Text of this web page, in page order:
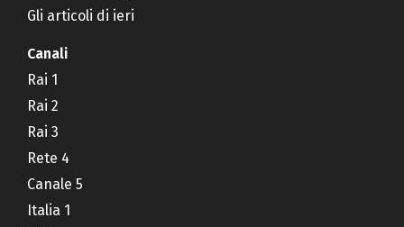
Gli articoli di ieri
Canali
Rai 1
Rai 2
Rai 3
Rete 4
Canale 5
Italia 1